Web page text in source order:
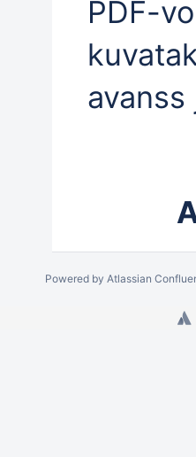
PDF-
Powered by Atlassian